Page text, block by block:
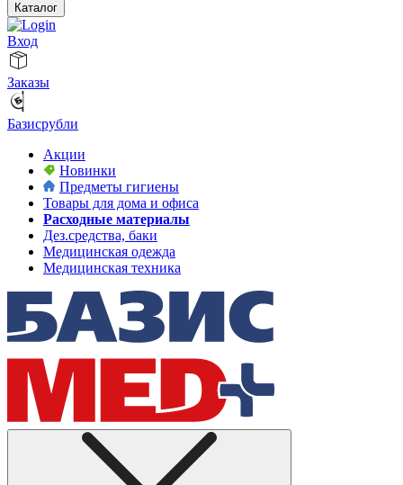
Каталог
Вход
Заказы
Базисрубли
Акции
Новинки
Предметы гигиены
Товары для дома и офиса
Расходные материалы
Дез.средства, баки
Медицинская одежда
Медицинская техника